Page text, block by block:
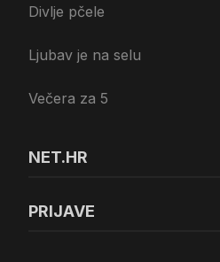
Divlje pčele
Ljubav je na selu
Večera za 5
NET.HR
PRIJAVE